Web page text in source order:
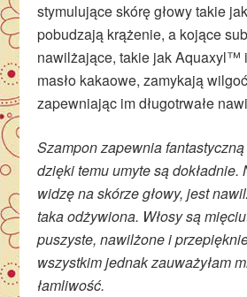
stymulujące skórę głowy takie
pobudzają krążenie, a kojące
nawilżające, takie jak Aquaxyl™
masło kakaowe, zamykają
zapewniając im długotrwałe
Szampon zapewnia
dzięki temu umyte są
widzę na skórze głowy, jest
taka odżywiona. Włosy są
puszyste, nawilżone i
wszystkim jednak zauważyłam
łamliwość.